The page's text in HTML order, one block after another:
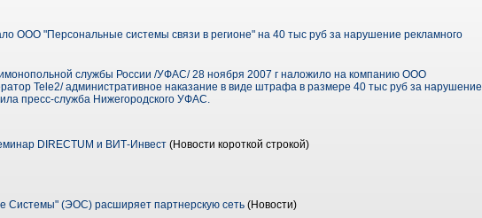
ООО "Персональные системы связи в регионе" на 40 тыс руб за нарушение рекламного
службы России /УФАС/ 28 ноября 2007 г наложило на компанию ООО
Tele2/ административное наказание в виде штрафа в размере 40 тыс руб за нарушение
пресс-служба Нижегородского УФАС.
DIRECTUM и ВИТ-Инвест (Новости короткой строкой)
Системы" (ЭОС) расширяет партнерскую сеть (Новости)